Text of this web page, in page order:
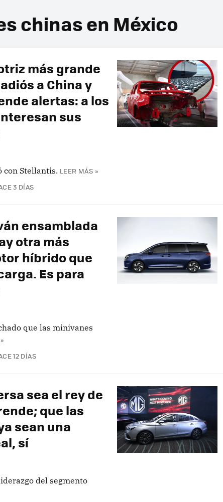
chinas en México
más grande
a China y
alertas: a los
sus
con Stellantis. LEER MÁS »
3 DÍAS
ensamblada
otra más
híbrido que
Es para
que las minivanes
12 DÍAS
sea el rey de
que las
sean una
sí
del segmento